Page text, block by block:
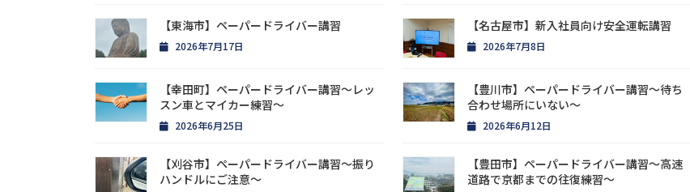
【東海市】ペーパードライバー講習
2026年7月17日
【名古屋市】新入社員向け安全運転講習
2026年7月8日
【幸田町】ペーパードライバー講習〜レッ
スン車とマイカー練習〜
2026年6月25日
【豊川市】ペーパードライバー講習〜待ち
合わせ場所にいない〜
2026年6月12日
【刈谷市】ペーパードライバー講習〜振り
ハンドルにご注意〜
【豊田市】ペーパードライバー講習〜高速
道路で京都までの往復練習〜